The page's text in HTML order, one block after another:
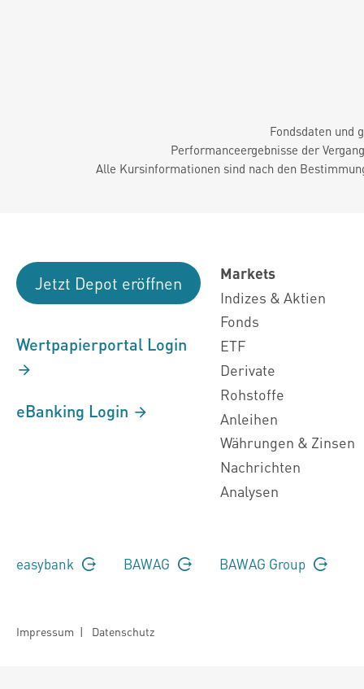
Fondsdaten und
Performanceergebnisse der
Alle Kursinformationen sind nach den
Jetzt Depot eröffnen
Wertpapierportal Login
eBanking Login
Markets
Indizes & Aktien
Fonds
ETF
Derivate
Rohstoffe
Anleihen
Währungen & Zinsen
Nachrichten
Analysen
easybank BAWAG BAWAG Group
Impressum | Datenschutz